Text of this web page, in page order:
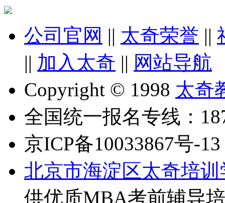
公司官网 || 太奇荣誉 ||
|| 加入太奇 || 网站导航
Copyright © 1998 太奇
全国统一报名专线：
京ICP备10033867号-13
北京市海淀区太奇培训
供优质MBA考前辅导